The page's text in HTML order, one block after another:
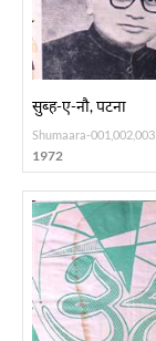
सुब्ह-ए-नौ, पटना
Shumaara-001,002,003
1972